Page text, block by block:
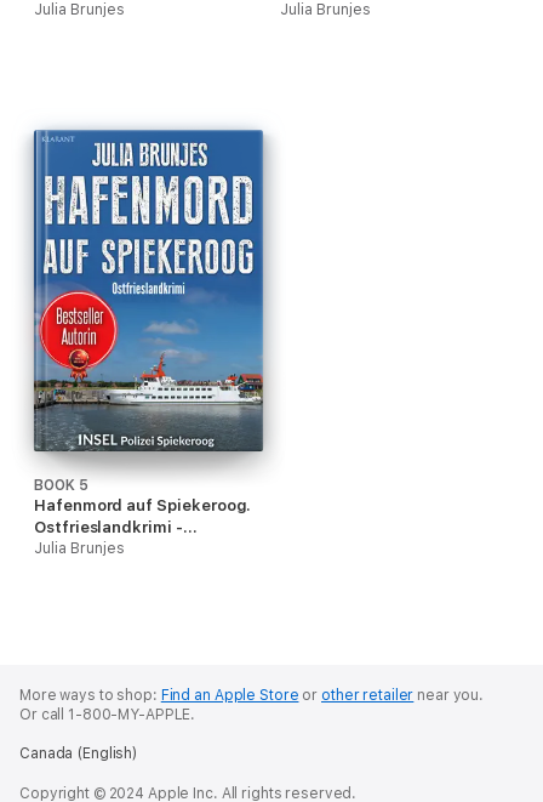
Ostfrieslandkrimi - Inselkrimi
Julia Brunjes
Ostfrieslandkrimi
Julia Brunjes
BOOK 5
Hafenmord auf Spiekeroog.
Ostfrieslandkrimi -
Spiekeroog Krimi -
Julia Brunjes
More ways to shop: Find an Apple Store or other retailer near you.
Or call 1-800-MY-APPLE.
Canada (English)
Copyright © 2024 Apple Inc. All rights reserved.